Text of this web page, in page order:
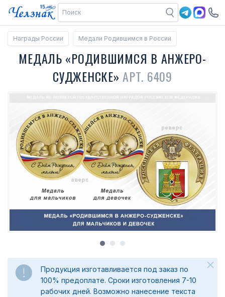
Награды России Медали Родившимся в России
МЕДАЛЬ «РОДИВШИМСЯ В АНЖЕРО-
СУДЖЕНСКЕ»АРТ. 6409
Продукция изготавливается под заказ по
100% предоплате. Сроки изготовления 7-10
рабочих дней. Возможно нанесение текста